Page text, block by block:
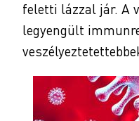
feletti lázzal jár. A
legyengült